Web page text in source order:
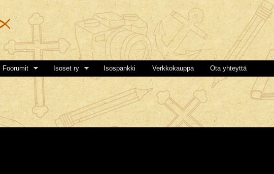
Hyppää
pääsisältöön
Foorumit Isoset ry Isospankki Verkkokauppa Ota yhteyttä